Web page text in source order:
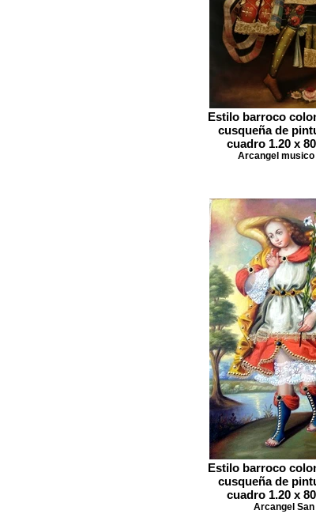
Estilo barroco
cusqueña de
cuadro 1.20 x
Arcangel
Estilo barroco
cusqueña de
cuadro 1.20 x
Arcangel San